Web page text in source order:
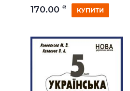
170.00 ₴ КУПИТИ